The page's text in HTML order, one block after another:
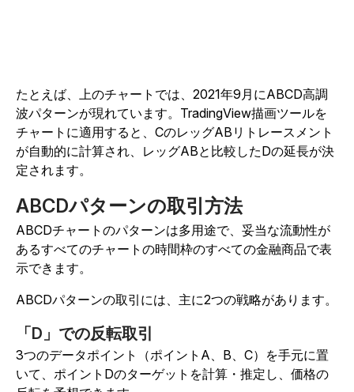
たとえば、上のチャートでは、2021年9月にABCD高調
波パターンが現れています。TradingView描画ツールを
チャートに適用すると、CのレッグABリトレースメント
が自動的に計算され、レッグABと比較したDの延長が決
定されます。
ABCDパターンの取引方法
ABCDチャートのパターンは多用途で、妥当な流動性が
あるすべてのチャートの時間枠のすべての金融商品で表
示できます。
ABCDパターンの取引には、主に2つの戦略があります。
「D」での反転取引
3つのデータポイント（ポイントA、B、C）を手元に置
いて、ポイントDのターゲットを計算・推定し、価格の